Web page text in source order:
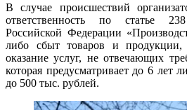
В случае происшествий
ответственность по статье
Российской Федерации
либо сбыт товаров и
оказание услуг, не отвечающих
которая предусматривает до 6 лет
до 500 тыс. рублей.